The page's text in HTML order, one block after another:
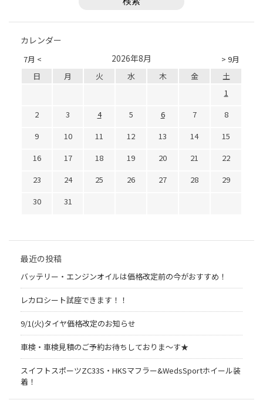
カレンダー
7月 < > 9月
2026年8月
日 月 火 水 木 金
土
1
2
3 4 5 6 7
8
9
10 11 12 13 14
15
16
17 18 19 20 21
22
23
24 25 26 27 28
29
30
31
最近の投稿
バッテリー・エンジンオイルは価格改定前の今がおすすめ！
レカロシート試座できます！！
9/1(火)タイヤ価格改定のお知らせ
車検・車検見積のご予約お待ちしておりま～す★
スイフトスポーツZC33S・HKSマフラー&WedsSportホイール装
着！